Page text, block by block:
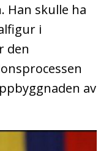
Han skulle ha
i
den
av